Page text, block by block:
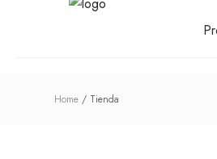
Home Tienda